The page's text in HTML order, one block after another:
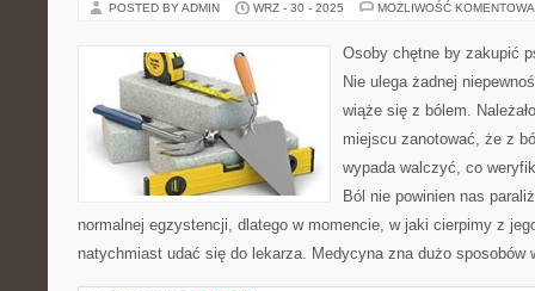
POSTED BY ADMIN WRZ - 30 - 2025 MOŻLIWOŚĆ
Osoby chętne by zakupić
Nie ulega żadnej
wiąże się z bólem.
miejscu zanotować, że z
wypada walczyć, co
Ból nie powinien nas
normalnej egzystencji, dlatego w momencie, w jaki cierpimy z
natychmiast udać się do lekarza. Medycyna zna dużo